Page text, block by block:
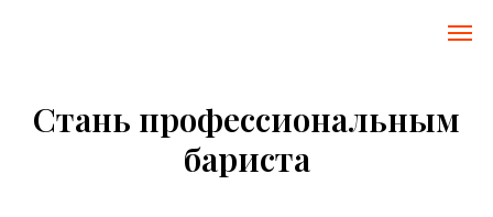
Стань профессиональным
бариста